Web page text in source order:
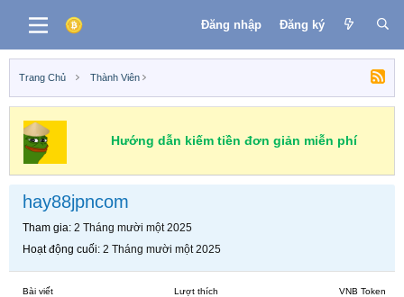
Đăng nhập Đăng ký
Trang Chủ Thành Viên
Hướng dẫn kiếm tiền đơn giản miễn phí
hay88jpncom
Tham gia 2 Tháng mười một 2025
Hoạt động cuối 2 Tháng mười một 2025
Bài viết Lượt thích VNB Token